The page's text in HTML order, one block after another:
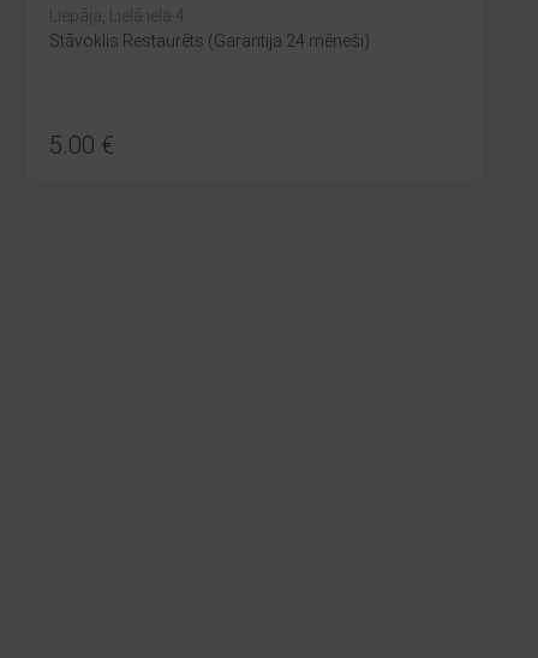
Liepāja, Lielā iela 4
Stāvoklis Restaurēts (Garantija 24 mēneši)
5.00 €